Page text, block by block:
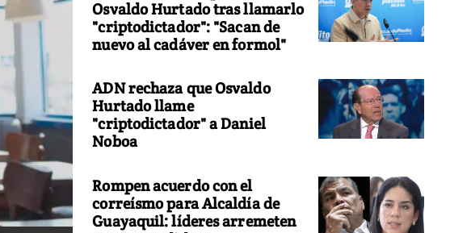
Osvaldo Hurtado tras llamarlo
"criptodictador": "Sacan de
nuevo al cadáver en formol"
ADN rechaza que Osvaldo
Hurtado llame
"criptodictador" a Daniel
Noboa
Rompen acuerdo con el
correísmo para Alcaldía de
Guayaquil: líderes arremeten